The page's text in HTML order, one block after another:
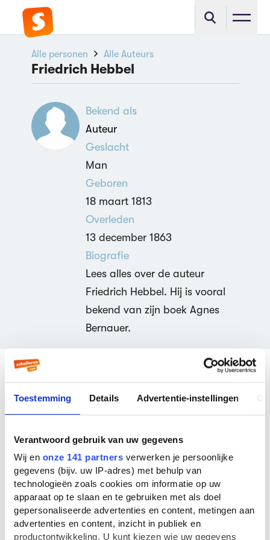
Toestemming Details Advertentie-instellingen
Verantwoord gebruik van uw gegevens
Wij en onze 141 partners verwerken je persoonlijke
gegevens (bijv. uw IP-adres) met behulp van
technologieën zoals cookies om informatie op uw
apparaat op te slaan en te gebruiken met als doel
gepersonaliseerde advertenties en content, metingen aan
advertenties en content, inzicht in publiek en
productontwikkeling. U kunt kiezen wie uw gegevens
Alle personen Alle Auteurs
Friedrich Hebbel
Bekend als
Auteur
Geslacht
Man
Geboren
18 maart 1813
Overleden
13 december 1863
Biografie
Lees alles over de auteur
Friedrich Hebbel. Hij is vooral
bekend van zijn boek Agnes
Bernauer.
Populaire boeken van
Friedrich Hebbel
Friedrich Hebbel is vooral bekend van zijn boek
Agnes Bernauer (1852) .
Agnes Bernauer
Friedrich Hebbel